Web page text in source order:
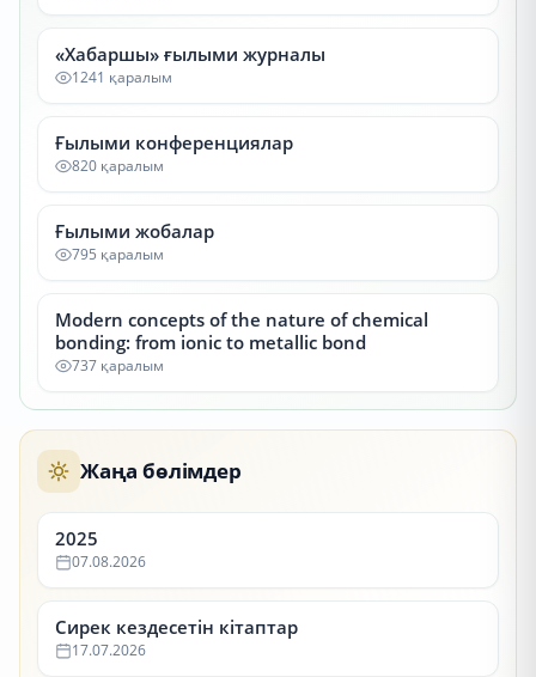
«Хабаршы» ғылыми журналы
1241 қаралым
Ғылыми конференциялар
820 қаралым
Ғылыми жобалар
795 қаралым
Modern concepts of the nature of chemical
bonding: from ionic to metallic bond
737 қаралым
Жаңа бөлімдер
2025
07.08.2026
Сирек кездесетін кітаптар
17.07.2026